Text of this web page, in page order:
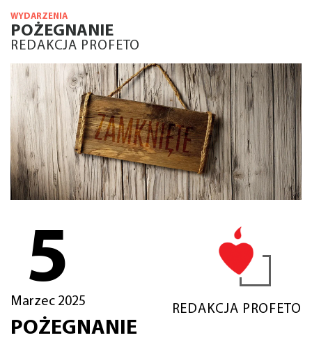
WYDARZENIA
POŻEGNANIE
REDAKCJA PROFETO
5
Marzec 2025
REDAKCJA PROFETO
POŻEGNANIE